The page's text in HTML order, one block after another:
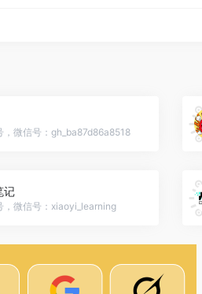
，微信号：gh_ba87d86a8518
记
，微信号：xiaoyi_learning